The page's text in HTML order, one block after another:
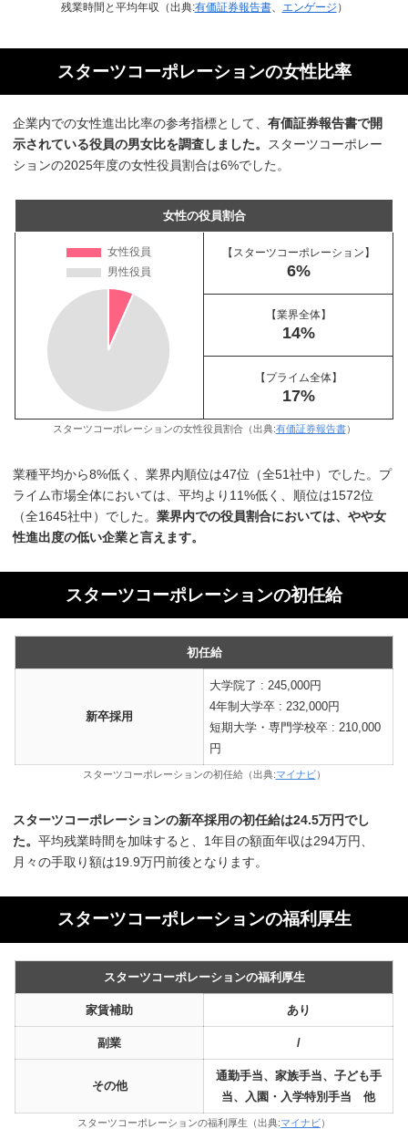
残業時間と平均年収（出典:有価証券報告書、 エンゲージ ）
スターツコーポレーションの女性比率
企業内での女性進出比率の参考指標として、有価証券報告書で開
示されている役員の男女比を調査しました。
スターツコーポレー
ションの2025年度の女性役員割合は6%でした。
女性の役員割合
【スターツコーポレーション】
6%
【業界全体】
14%
【プライム全体】
17%
スターツコーポレーションの女性役員割合（出典:有価証券報告書）
業種平均から8%低く、業界内順位は47位（全51社中）でした。プ
ライム市場全体においては、平均より11%低く、順位は1572位
（全1645社中）でした。業界内での役員割合においては、やや女
性進出度の低い企業と言えます。
スターツコーポレーションの初任給
初任給
新卒採用
大学院了 : 245,000円
4年制大学卒 : 232,000円
短期大学・専門学校卒 : 210,000
円
スターツコーポレーションの初任給（出典:マイナビ）
スターツコーポレーションの新卒採用の初任給は24.5万円でし
た。平均残業時間を加味すると、1年目の額面年収は294万円、
月々の手取り額は19.9万円前後となります。
スターツコーポレーションの福利厚生
スターツコーポレーションの福利厚生
家賃補助 あり
副業 /
その他
通勤手当、家族手当、子ども手
当、入園・入学特別手当 他
スターツコーポレーションの福利厚生（出典:マイナビ）